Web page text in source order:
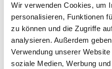
Wir verwenden Cookies, um
personalisieren, Funktionen
zu können und die Zugriffe
analysieren. Außerdem
Verwendung unserer
soziale Medien, Werbung